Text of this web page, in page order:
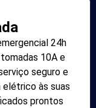
24h
10A e
seguro e
às suas
prontos